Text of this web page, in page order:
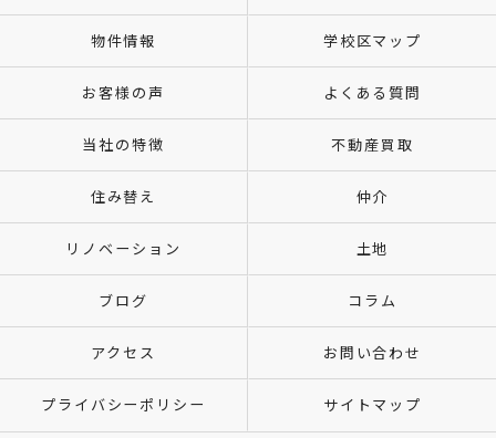
物件情報 学校区マップ
お客様の声 よくある質問
当社の特徴 不動産買取
住み替え 仲介
リノベーション 土地
ブログ コラム
アクセス お問い合わせ
プライバシーポリシー サイトマップ